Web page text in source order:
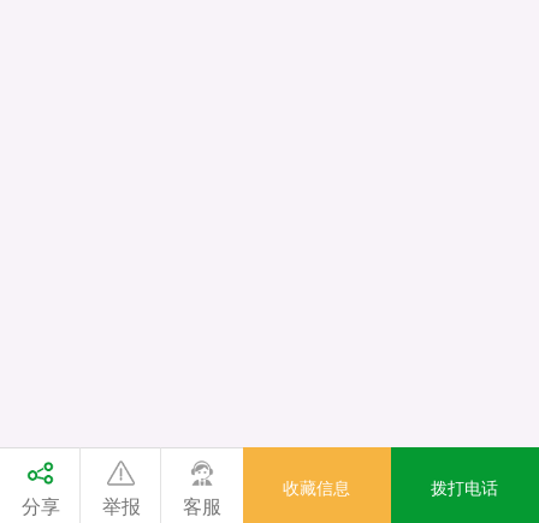
分享 举报 客服
收藏信息 拨打电话